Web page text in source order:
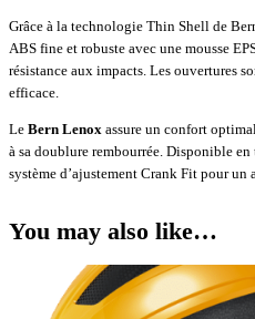
Grâce à la technologie Thin Shell de
ABS fine et robuste avec une mousse
résistance aux impacts. Les ouvertures
efficace.
Le Bern Lenox assure un confort
à sa doublure rembourrée. Disponible
système d’ajustement Crank Fit pour un
You may also like…